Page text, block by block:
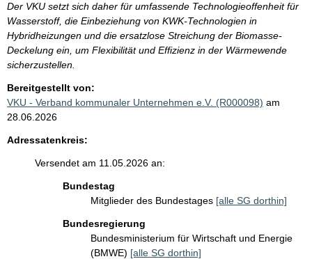
Der VKU setzt sich daher für umfassende Technologieoffenheit für
Wasserstoff, die Einbeziehung von KWK-Technologien in
Hybridheizungen und die ersatzlose Streichung der Biomasse-
Deckelung ein, um Flexibilität und Effizienz in der Wärmewende
sicherzustellen.
Bereitgestellt von:
VKU - Verband kommunaler Unternehmen e.V. (R000098) am
28.06.2026
Adressatenkreis:
Versendet am 11.05.2026 an:
Bundestag
Mitglieder des Bundestages [alle SG dorthin]
Bundesregierung
Bundesministerium für Wirtschaft und Energie
(BMWE) [alle SG dorthin]